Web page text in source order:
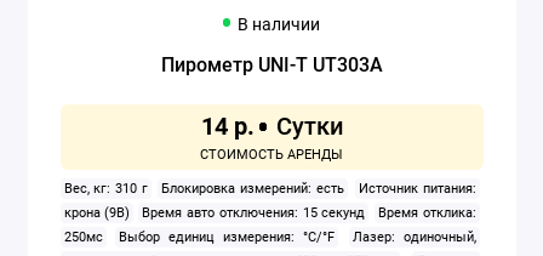
В наличии
Пирометр UNI-T UT303A
14 р.
Вес, кг: 310 г Блокировка измерений: есть
Источник питания:
крона (9В)
Время авто отключения: 15 секунд
Время отклика:
250мс
Выбор единиц измерения: °С/°F
Лазер: одиночный,